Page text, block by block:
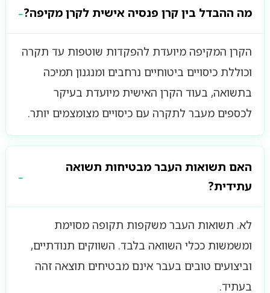
מה ההבדל בין קרן פנסיה אישית לקרן מקיפה?
הקרן המקיפה מיועדת להפקדות שוטפות עד תקרה
וכוללת כיסויים ביטוחיים נרחבים ומנגנון תמיכה
בתשואה, בעוד הקרן האישית מיועדת בעיקר
לכספים מעבר לתקרה עם כיסויים מצומצמים יותר.
האם תשואות העבר מבטיחות תשואה
עתידית?
לא. תשואות העבר משקפות תקופה מסוימת
ומשמשות ככלי השוואה בלבד. השווקים תנודתיים,
וביצועים טובים בעבר אינם מבטיחים תוצאה זהה
בעתיד.